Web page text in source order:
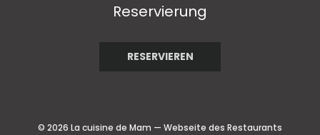
Reservierung
RESERVIEREN
© 2026 La cuisine de Mam — Webseite des Restaurants